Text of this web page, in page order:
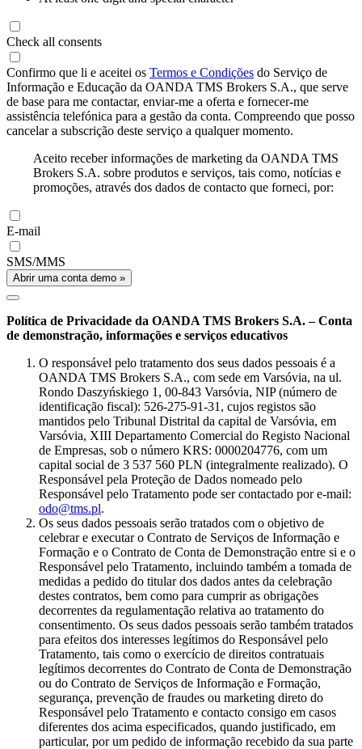
Check all consents
Confirmo que li e aceitei os Termos e Condições do Serviço de
Informação e Educação da OANDA TMS Brokers S.A., que serve
de base para me contactar, enviar-me a oferta e fornecer-me
assistência telefónica para a gestão da conta. Compreendo que posso
cancelar a subscrição deste serviço a qualquer momento.
Aceito receber informações de marketing da OANDA TMS
Brokers S.A. sobre produtos e serviços, tais como, notícias e
promoções, através dos dados de contacto que forneci, por:
E-mail
SMS/MMS
Abrir uma conta demo »
Política de Privacidade da OANDA TMS Brokers S.A. – Conta
de demonstração, informações e serviços educativos
O responsável pelo tratamento dos seus dados pessoais é a
OANDA TMS Brokers S.A., com sede em Varsóvia, na ul.
Rondo Daszyńskiego 1, 00-843 Varsóvia, NIP (número de
identificação fiscal): 526-275-91-31, cujos registos são
mantidos pelo Tribunal Distrital da capital de Varsóvia, em
Varsóvia, XIII Departamento Comercial do Registo Nacional
de Empresas, sob o número KRS: 0000204776, com um
capital social de 3 537 560 PLN (integralmente realizado). O
Responsável pela Proteção de Dados nomeado pelo
Responsável pelo Tratamento pode ser contactado por e-mail:
odo@tms.pl.
Os seus dados pessoais serão tratados com o objetivo de
celebrar e executar o Contrato de Serviços de Informação e
Formação e o Contrato de Conta de Demonstração entre si e o
Responsável pelo Tratamento, incluindo também a tomada de
medidas a pedido do titular dos dados antes da celebração
destes contratos, bem como para cumprir as obrigações
decorrentes da regulamentação relativa ao tratamento do
consentimento. Os seus dados pessoais serão também tratados
para efeitos dos interesses legítimos do Responsável pelo
Tratamento, tais como o exercício de direitos contratuais
legítimos decorrentes do Contrato de Conta de Demonstração
ou do Contrato de Serviços de Informação e Formação,
segurança, prevenção de fraudes ou marketing direto do
Responsável pelo Tratamento e contacto consigo em casos
diferentes dos acima especificados, quando justificado, em
particular, por um pedido de informação recebido da sua parte